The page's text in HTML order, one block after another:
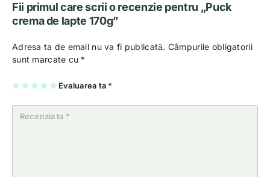
Fii primul care scrii o recenzie pentru „Puck
crema de lapte 170g”
Adresa ta de email nu va fi publicată. Câmpurile obligatorii
sunt marcate cu *
Evaluarea ta *
U
n
2
5
st
el
3
5
st
el
4
5
st
el
5
5
st
el